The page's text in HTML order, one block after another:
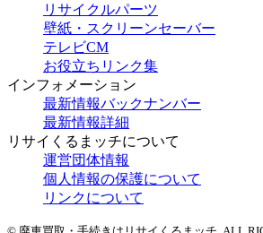
リサイクルパーツ
壁紙・スクリーンセーバー
テレビCM
お役立ちリンク集
インフォメーション
最新情報バックナンバー
最新情報詳細
リサイくるまッチについて
運営団体情報
個人情報の保護について
リンクについて